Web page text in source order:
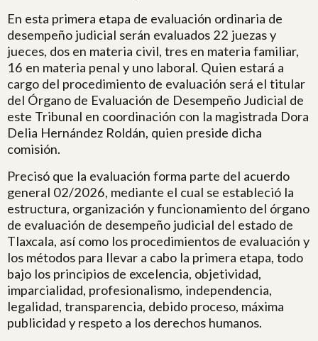
En esta primera etapa de evaluación ordinaria de
desempeño judicial serán evaluados 22 juezas y
jueces, dos en materia civil, tres en materia familiar,
16 en materia penal y uno laboral. Quien estará a
cargo del procedimiento de evaluación será el titular
del Órgano de Evaluación de Desempeño Judicial de
este Tribunal en coordinación con la magistrada Dora
Delia Hernández Roldán, quien preside dicha
comisión.
Precisó que la evaluación forma parte del acuerdo
general 02/2026, mediante el cual se estableció la
estructura, organización y funcionamiento del órgano
de evaluación de desempeño judicial del estado de
Tlaxcala, así como los procedimientos de evaluación y
los métodos para llevar a cabo la primera etapa, todo
bajo los principios de excelencia, objetividad,
imparcialidad, profesionalismo, independencia,
legalidad, transparencia, debido proceso, máxima
publicidad y respeto a los derechos humanos.